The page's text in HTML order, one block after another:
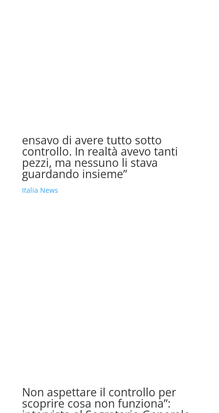
ensavo di avere tutto sotto
controllo. In realtà avevo tanti
pezzi, ma nessuno li stava
guardando insieme”
Italia News
Non aspettare il controllo per
scoprire cosa non funziona”: